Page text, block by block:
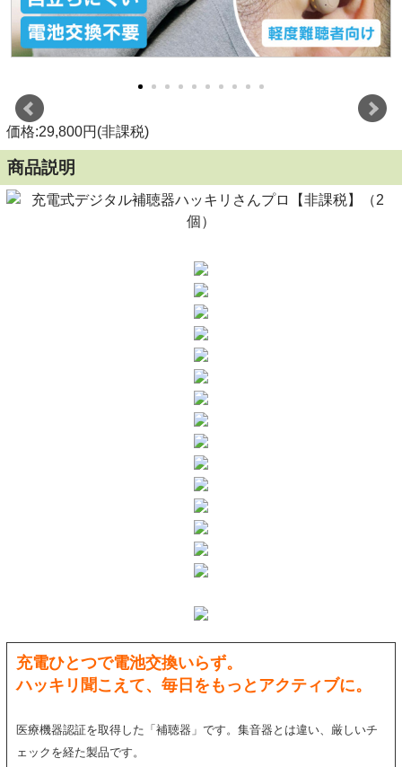
価格:29,800円(非課税)
商品説明
充電ひとつで電池交換いらず。
ハッキリ聞こえて、毎日をもっとアクティブに。
医療機器認証を取得した「補聴器」です。集音器とは違い、厳しいチ
ェックを経た製品です。